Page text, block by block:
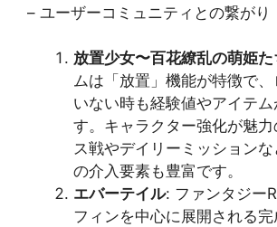
– ユーザーコミュニティとの繋がり
放置少女〜百花繚乱の萌姫た
ムは「放置」機能が特徴で
いない時も経験値やアイテム
す。キャラクター強化が魅
ス戦やデイリーミッション
の介入要素も豊富です​​。
エバーテイル: ファンタジー
フィンを中心に展開される